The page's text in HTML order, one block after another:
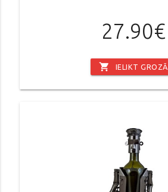
27.90€
shopping_cart IELIKT GROZĀ